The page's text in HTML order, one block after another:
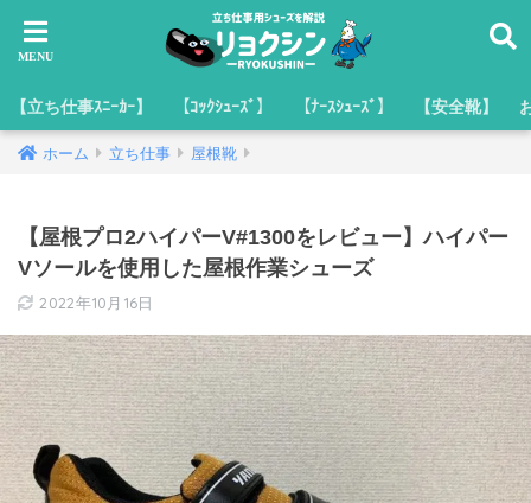
【立ち仕事ｽﾆｰｶｰ】 【ｺｯｸｼｭｰｽﾞ】 【ﾅｰｽｼｭｰｽﾞ】 【安全靴】
ホーム 立ち仕事 屋根靴
【屋根プロ2ハイパーV#1300をレビュー】ハイパー
Vソールを使用した屋根作業シューズ
2022年10月16日